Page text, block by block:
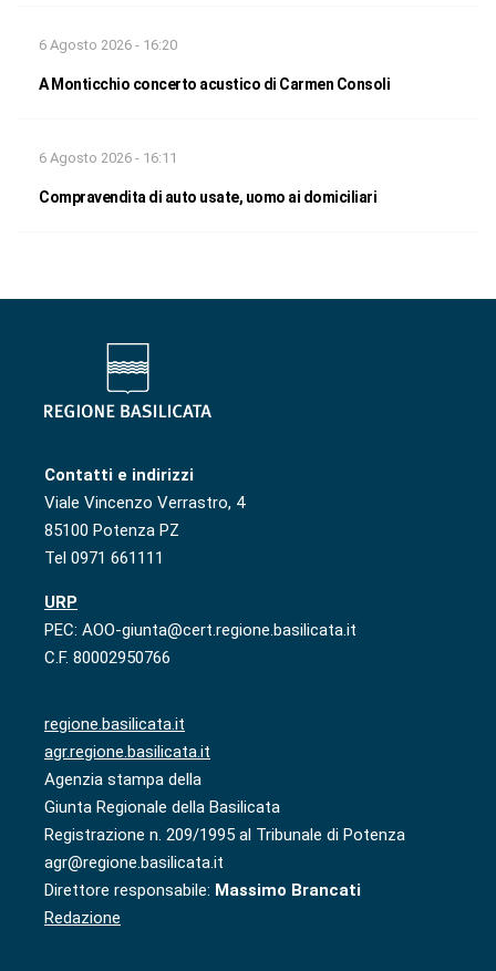
6 Agosto 2026 - 16:20
A Monticchio concerto acustico di Carmen Consoli
6 Agosto 2026 - 16:11
Compravendita di auto usate, uomo ai domiciliari
Contatti e indirizzi
Viale Vincenzo Verrastro, 4
85100 Potenza PZ
Tel 0971 661111
URP
PEC: AOO-giunta@cert.regione.basilicata.it
C.F. 80002950766
regione.basilicata.it
agr.regione.basilicata.it
Agenzia stampa della
Giunta Regionale della Basilicata
Registrazione n. 209/1995 al Tribunale di Potenza
agr@regione.basilicata.it
Direttore responsabile: Massimo Brancati
Redazione